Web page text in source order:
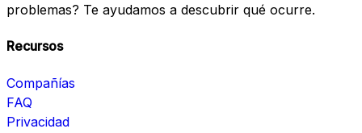
problemas? Te ayudamos a descubrir qué ocurre.
Recursos
Compañías
FAQ
Privacidad